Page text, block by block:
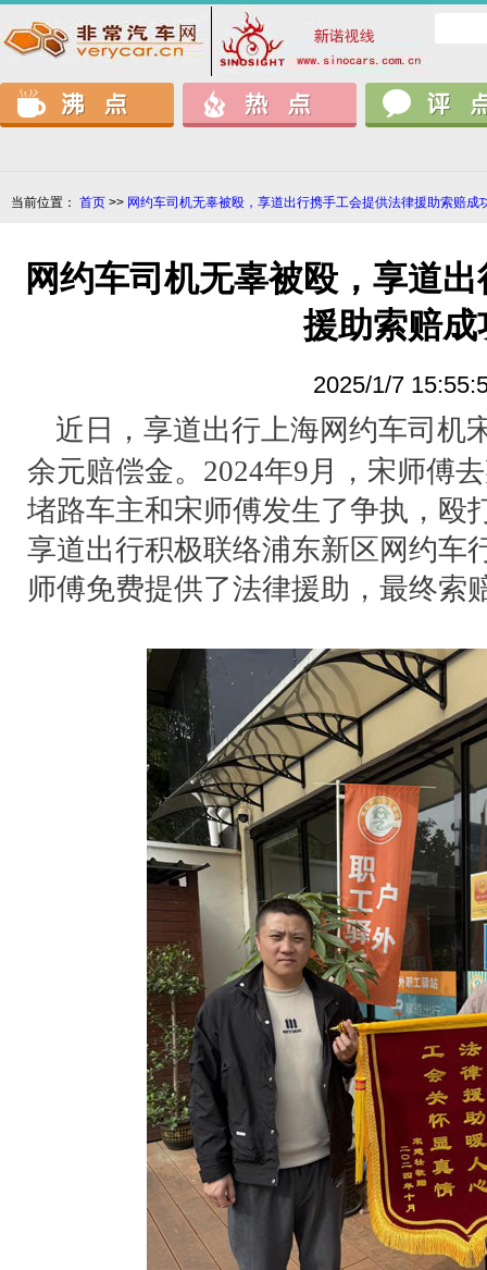
当前位置： 首页 >> 网约车司机无辜被殴，享道出行携手工会提供法律援助索赔成
网约车司机无辜被殴，享道
援助索赔成
2025/1/7
近日，享道出行上海网约车司机
余元赔偿金。2024年9月，宋师傅
堵路车主和宋师傅发生了争执，殴
享道出行积极联络浦东新区网约车
师傅免费提供了法律援助，最终索